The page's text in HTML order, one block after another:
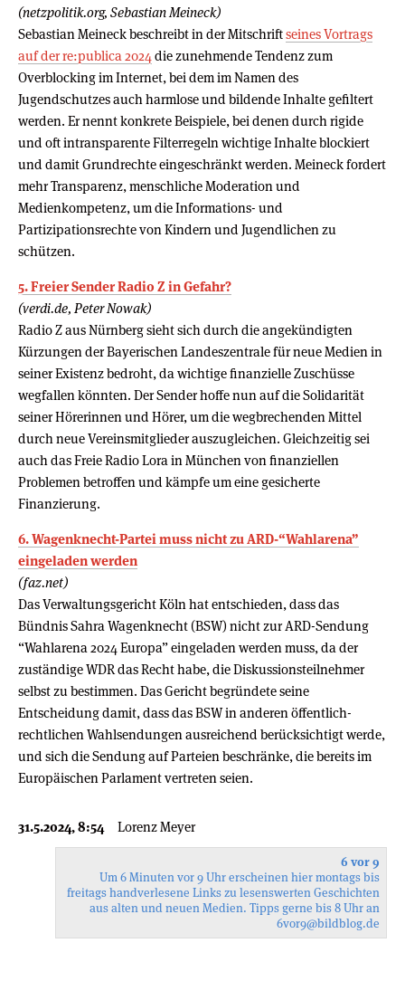
(netzpolitik.org, Sebastian Meineck)
Sebastian Meineck beschreibt in der Mitschriftseines Vortrags
auf der re:publica 2024 die zunehmende Tendenz zum
Overblocking im Internet, bei dem im Namen des
Jugendschutzes auch harmlose und bildende Inhalte gefiltert
werden. Er nennt konkrete Beispiele, bei denen durch rigide
und oft intransparente Filterregeln wichtige Inhalte blockiert
und damit Grundrechte eingeschränkt werden. Meineck fordert
mehr Transparenz, menschliche Moderation und
Medienkompetenz, um die Informations- und
Partizipationsrechte von Kindern und Jugendlichen zu
schützen.
5. Freier Sender Radio Z in Gefahr?
(verdi.de, Peter Nowak)
Radio Z aus Nürnberg sieht sich durch die angekündigten
Kürzungen der Bayerischen Landeszentrale für neue Medien in
seiner Existenz bedroht, da wichtige finanzielle Zuschüsse
wegfallen könnten. Der Sender hoffe nun auf die Solidarität
seiner Hörerinnen und Hörer, um die wegbrechenden Mittel
durch neue Vereinsmitglieder auszugleichen. Gleichzeitig sei
auch das Freie Radio Lora in München von finanziellen
Problemen betroffen und kämpfe um eine gesicherte
Finanzierung.
6. Wagenknecht-Partei muss nicht zu ARD-“Wahlarena”
eingeladen werden
(faz.net)
Das Verwaltungsgericht Köln hat entschieden, dass das
Bündnis Sahra Wagenknecht (BSW) nicht zur ARD-Sendung
“Wahlarena 2024 Europa” eingeladen werden muss, da der
zuständige WDR das Recht habe, die Diskussionsteilnehmer
selbst zu bestimmen. Das Gericht begründete seine
Entscheidung damit, dass das BSW in anderen öffentlich-
rechtlichen Wahlsendungen ausreichend berücksichtigt werde,
und sich die Sendung auf Parteien beschränke, die bereits im
Europäischen Parlament vertreten seien.
31.5.2024, 8:54 Lorenz Meyer
6 vor 9
Um 6 Minuten vor 9 Uhr erscheinen hier montags bis
freitags handverlesene Links zu lesenswerten Geschichten
aus alten und neuen Medien. Tipps gerne bis 8 Uhr an
6vor9@bildblog.de